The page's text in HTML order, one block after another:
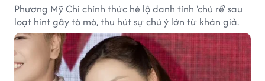
Phương Mỹ Chi chính thức hé lộ danh tính 'chú rể' sau
loạt hint gây tò mò, thu hút sự chú ý lớn từ khán giả.